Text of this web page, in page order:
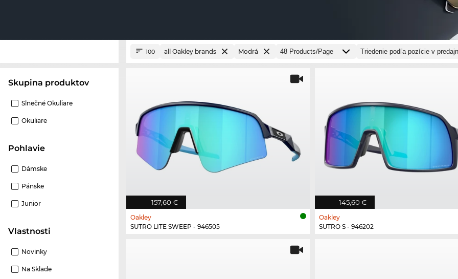
Skupina produktov
Slnečné Okuliare
Okuliare
Pohlavie
Dámske
Pánske
Junior
Vlastnosti
Novinky
Na Sklade
100 all Oakley brands Modrá
157,60 €
Oakley
SUTRO LITE SWEEP - 946505
145,60 €
Oakley
SUTRO S - 946202